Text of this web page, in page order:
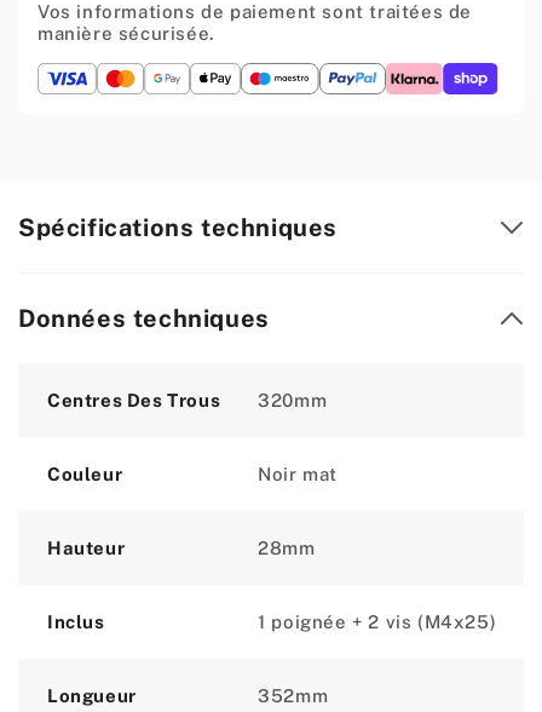
mat
mat
Vos informations de paiement sont traitées de
manière sécurisée.
Spécifications techniques
Données techniques
Centres Des Trous
320mm
Couleur Noir mat
Hauteur 28mm
Inclus 1 poignée + 2 vis (M4x25)
Longueur 352mm